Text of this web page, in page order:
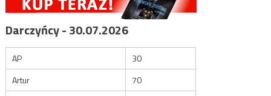
Darczyńcy - 30.07.2026
AP
30
Artur
70